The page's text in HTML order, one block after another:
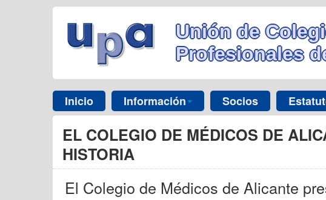
Unión de
Profesionales
Inicio Información Socios
EL COLEGIO DE MÉDICOS DE
HISTORIA
El Colegio de Médicos de Alicante